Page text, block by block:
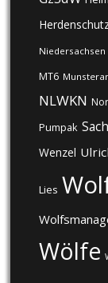
Niedersachsen
MT6
NLWKN
Pumpak
Wenzel
Lies
Wölfe